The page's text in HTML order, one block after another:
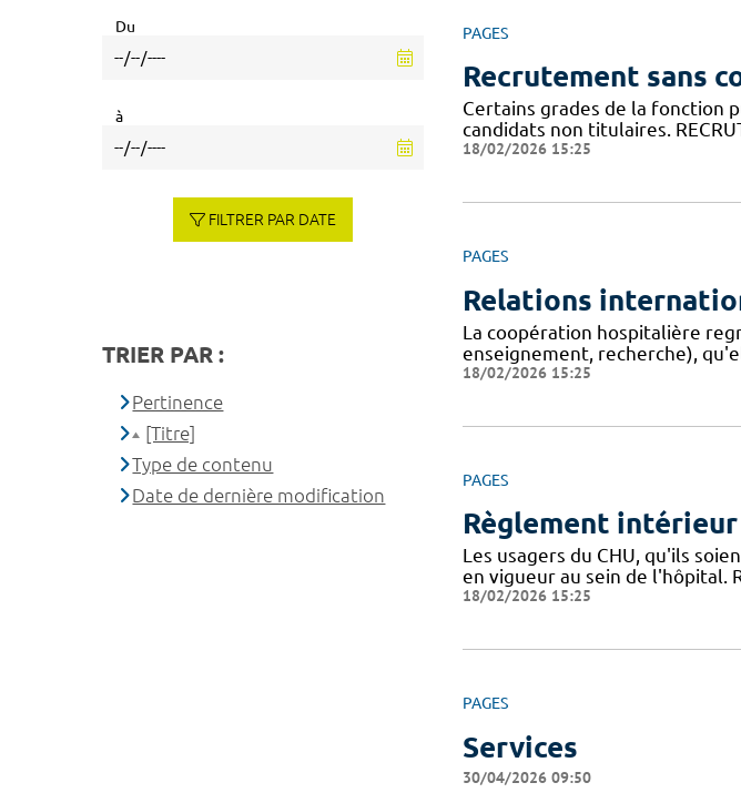
PAGES
Recrutement sans
Certains grades de la fonction
candidats non titulaires.
18/02/2026 15:25
PAGES
Relations
La coopération hospitalière
enseignement, recherche),
18/02/2026 15:25
PAGES
Règlement intérieur
Les usagers du CHU, qu'ils
en vigueur au sein de l'hôpital.
18/02/2026 15:25
PAGES
Services
30/04/2026 09:50
Du
à
FILTRER PAR DATE
TRIER PAR :
Pertinence
[Titre]
Type de contenu
Date de dernière modification